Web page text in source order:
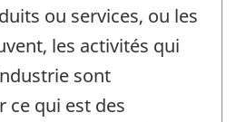
ou services, ou les
les activités qui
sont
ce qui est des